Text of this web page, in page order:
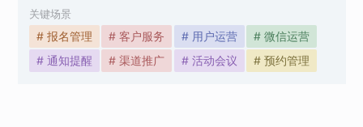
关键场景
# 报名管理 # 客户服务 # 用户运营
# 微信运营
# 通知提醒
# 渠道推广 # 活动会议 # 预约管理